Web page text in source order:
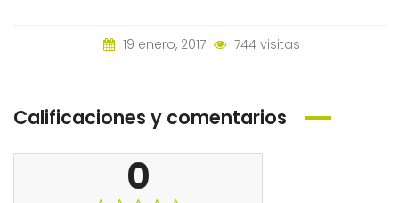
19 enero, 2017 744 visitas
Calificaciones y comentarios
0